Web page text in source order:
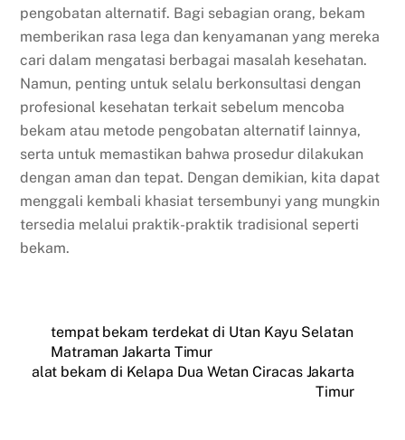
pengobatan alternatif. Bagi sebagian orang, bekam
memberikan rasa lega dan kenyamanan yang mereka
cari dalam mengatasi berbagai masalah kesehatan.
Namun, penting untuk selalu berkonsultasi dengan
profesional kesehatan terkait sebelum mencoba
bekam atau metode pengobatan alternatif lainnya,
serta untuk memastikan bahwa prosedur dilakukan
dengan aman dan tepat. Dengan demikian, kita dapat
menggali kembali khasiat tersembunyi yang mungkin
tersedia melalui praktik-praktik tradisional seperti
bekam.
tempat bekam terdekat di Utan Kayu Selatan
Matraman Jakarta Timur
alat bekam di Kelapa Dua Wetan Ciracas Jakarta
Timur